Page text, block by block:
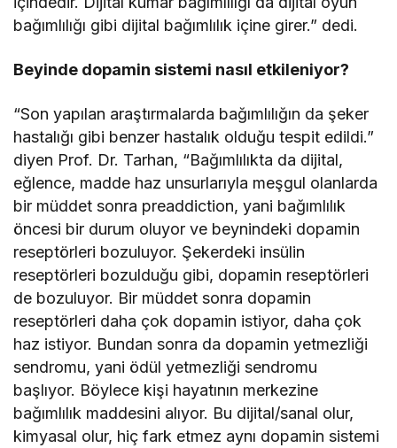
bağımlılığı gibi dijital bağımlılık içine girer.” dedi.
Beyinde dopamin sistemi nasıl etkileniyor?
“Son yapılan araştırmalarda bağımlılığın da şeker
hastalığı gibi benzer hastalık olduğu tespit edildi.”
diyen Prof. Dr. Tarhan, “Bağımlılıkta da dijital,
eğlence, madde haz unsurlarıyla meşgul olanlarda
bir müddet sonra preaddiction, yani bağımlılık
öncesi bir durum oluyor ve beynindeki dopamin
reseptörleri bozuluyor. Şekerdeki insülin
reseptörleri bozulduğu gibi, dopamin reseptörleri
de bozuluyor. Bir müddet sonra dopamin
reseptörleri daha çok dopamin istiyor, daha çok
haz istiyor. Bundan sonra da dopamin yetmezliği
sendromu, yani ödül yetmezliği sendromu
başlıyor. Böylece kişi hayatının merkezine
bağımlılık maddesini alıyor. Bu dijital/sanal olur,
kimyasal olur, hiç fark etmez aynı dopamin sistemi